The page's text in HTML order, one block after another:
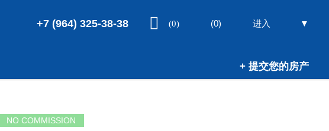
▼
进入
(0)
(0)
+7 (964) 325-38-38
+ 提交您的房产
NO COMMISSION